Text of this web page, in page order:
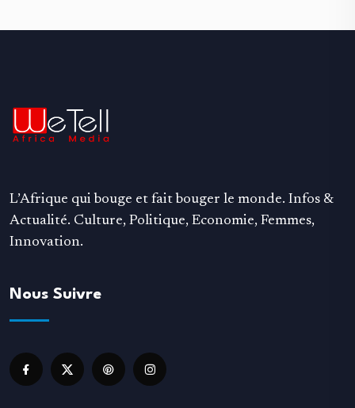
L’Afrique qui bouge et fait bouger le monde. Infos &
Actualité. Culture, Politique, Economie, Femmes,
Innovation.
Nous Suivre